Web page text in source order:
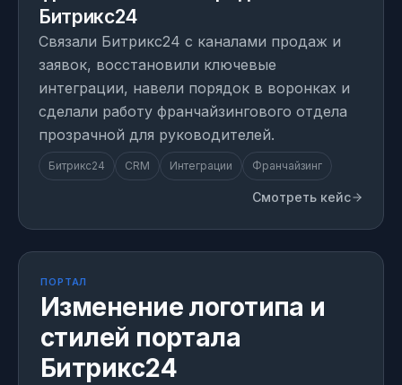
Битрикс24
Связали Битрикс24 с каналами продаж и
заявок, восстановили ключевые
интеграции, навели порядок в воронках и
сделали работу франчайзингового отдела
прозрачной для руководителей.
Битрикс24 CRM Интеграции Франчайзинг
Смотреть кейс
ПОРТАЛ
Изменение логотипа и
стилей портала
Битрикс24